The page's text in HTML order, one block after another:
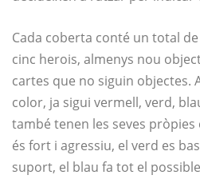
Cada coberta conté un total
cinc herois, almenys nou
cartes que no siguin objectes.
color, ja sigui vermell, verd,
també tenen les seves pròpies
és fort i agressiu, el verd es
suport, el blau fa tot el